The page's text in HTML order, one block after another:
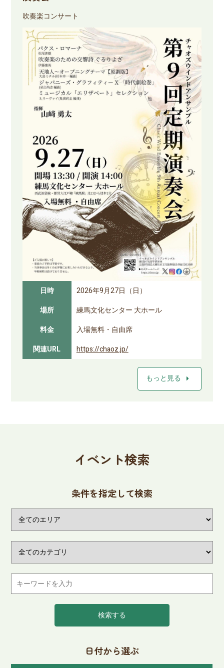
吹奏楽コンサート
日時
2026年9月27日（日）
場所
練馬文化センター 大ホール
料金
入場無料・自由席
関連URL
https://chaoz.jp/
もっと見る arrow_right
イベント検索
日付から選ぶ
条件を指定して検索
検索する